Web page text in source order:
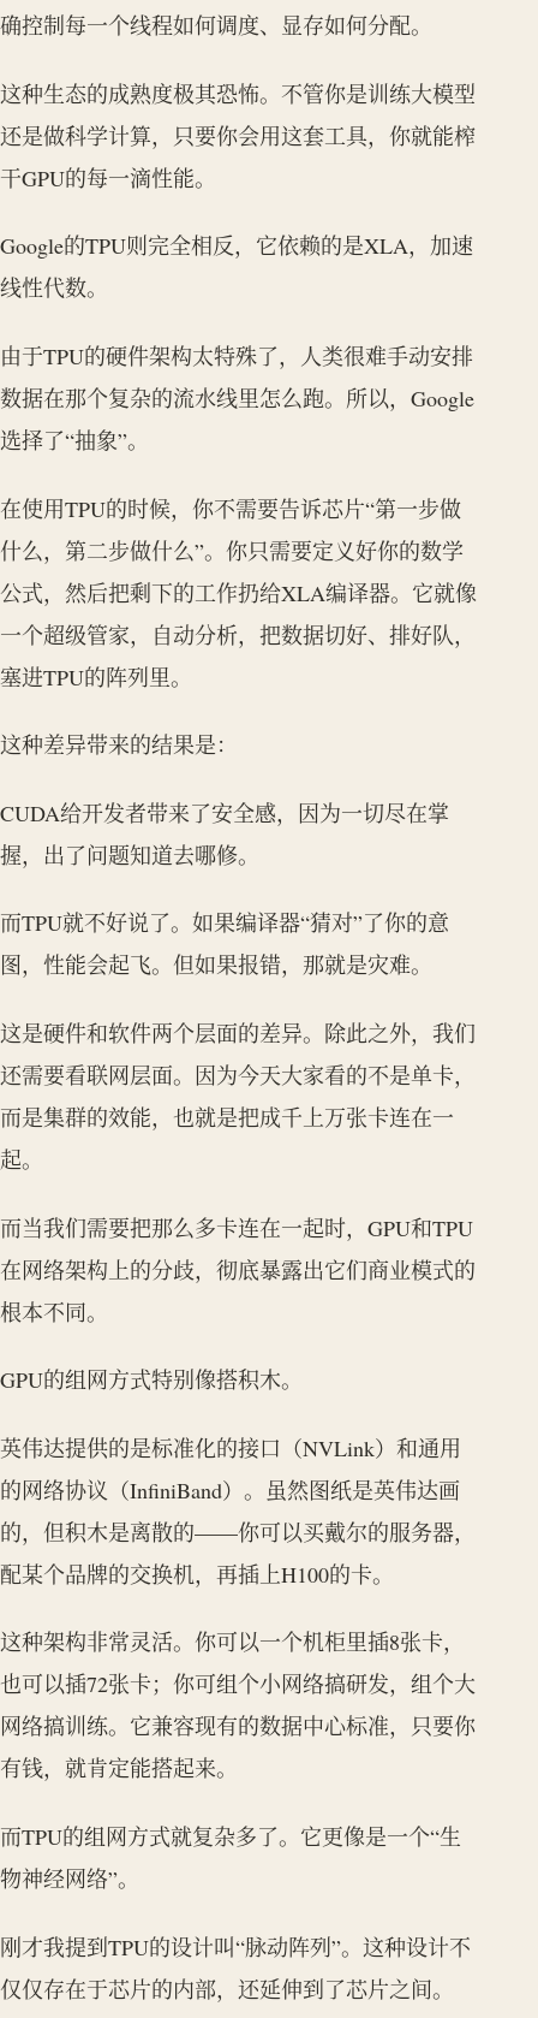
确控制每一个线程如何调度、显存如何分配。
这种生态的成熟度极其恐怖。不管你是训练大模型
还是做科学计算，只要你会用这套工具，你就能榨
干GPU的每一滴性能。
Google的TPU则完全相反，它依赖的是XLA，加速
线性代数。
由于TPU的硬件架构太特殊了，人类很难手动安排
数据在那个复杂的流水线里怎么跑。所以，Google
选择了“抽象”。
在使用TPU的时候，你不需要告诉芯片“第一步做
什么，第二步做什么”。你只需要定义好你的数学
公式，然后把剩下的工作扔给XLA编译器。它就像
一个超级管家，自动分析，把数据切好、排好队，
塞进TPU的阵列里。
这种差异带来的结果是：
CUDA给开发者带来了安全感，因为一切尽在掌
握，出了问题知道去哪修。
而TPU就不好说了。如果编译器“猜对”了你的意
图，性能会起飞。但如果报错，那就是灾难。
这是硬件和软件两个层面的差异。除此之外，我们
还需要看联网层面。因为今天大家看的不是单卡，
而是集群的效能，也就是把成千上万张卡连在一
起。
而当我们需要把那么多卡连在一起时，GPU和TPU
在网络架构上的分歧，彻底暴露出它们商业模式的
根本不同。
GPU的组网方式特别像搭积木。
英伟达提供的是标准化的接口（NVLink）和通用
的网络协议（InfiniBand）。虽然图纸是英伟达画
的，但积木是离散的——你可以买戴尔的服务器，
配某个品牌的交换机，再插上H100的卡。
这种架构非常灵活。你可以一个机柜里插8张卡，
也可以插72张卡；你可组个小网络搞研发，组个大
网络搞训练。它兼容现有的数据中心标准，只要你
有钱，就肯定能搭起来。
而TPU的组网方式就复杂多了。它更像是一个“生
物神经网络”。
刚才我提到TPU的设计叫“脉动阵列”。这种设计不
仅仅存在于芯片的内部，还延伸到了芯片之间。